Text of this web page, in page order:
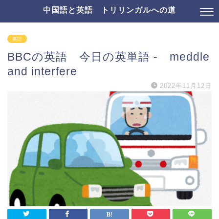
中国語と英語 トリリンガルへの道
英語
BBCの英語 今日の英単語 - meddle
and interfere
2022年11月12日